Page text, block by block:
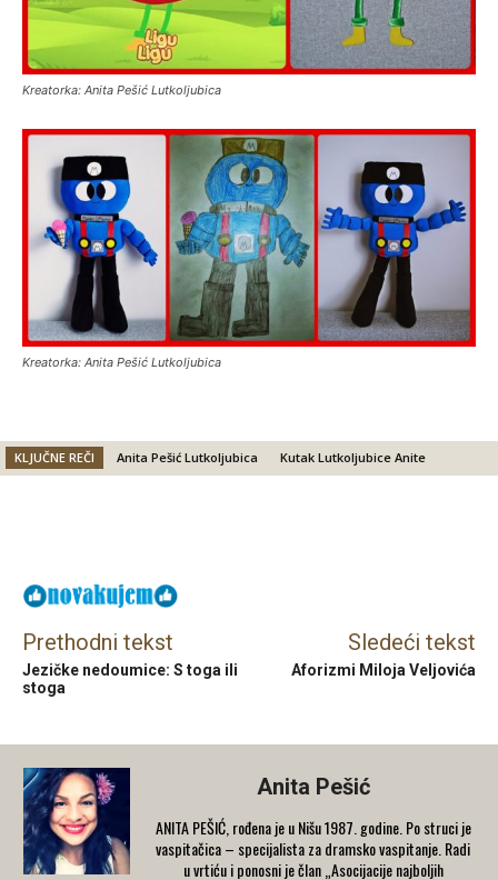
Kreatorka: Anita Pešić Lutkoljubica
Kreatorka: Anita Pešić Lutkoljubica
KLJUČNE REČI Anita Pešić Lutkoljubica Kutak Lutkoljubice Anite
Prethodni tekst
Jezičke nedoumice: S toga ili
stoga
Sledeći tekst
Aforizmi Miloja Veljovića
Anita Pešić
ANITA PEŠIĆ, rođena je u Nišu 1987. godine. Po struci je
vaspitačica – specijalista za dramsko vaspitanje. Radi
u vrtiću i ponosni je član „Asocijacije najboljih